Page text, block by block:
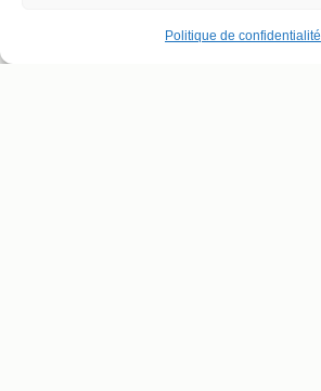
Politique de confidentialité